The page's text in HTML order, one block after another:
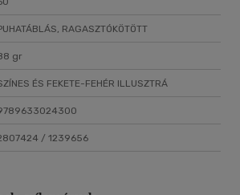
RAGASZTÓKÖTÖTT
gr
ÉS FEKETE-FEHÉR ILLUSZTRÁ
/ 1239656